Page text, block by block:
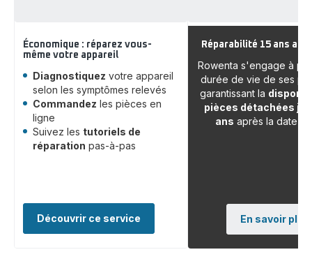
Économique : réparez vous-
même votre appareil
Diagnostiquez votre appareil
selon les symptômes relevés
Commandez les pièces en
ligne
Suivez les tutoriels de
réparation pas-à-pas
Découvrir ce service
Réparabilité 15 ans au
Rowenta s'engage à
durée de vie de ses
garantissant la
pièces détachées
ans après la date
En savoir plus